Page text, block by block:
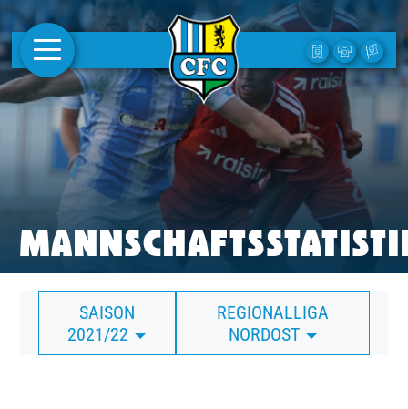
AKTUELLES
1. MANNSCHAFT
FRAUEN
CAMPUS
CLUB
CLUBMITGLIEDSCHAFT
BUSINESS
SAISON
2021/22
REGIONALLIGA
NORDOST